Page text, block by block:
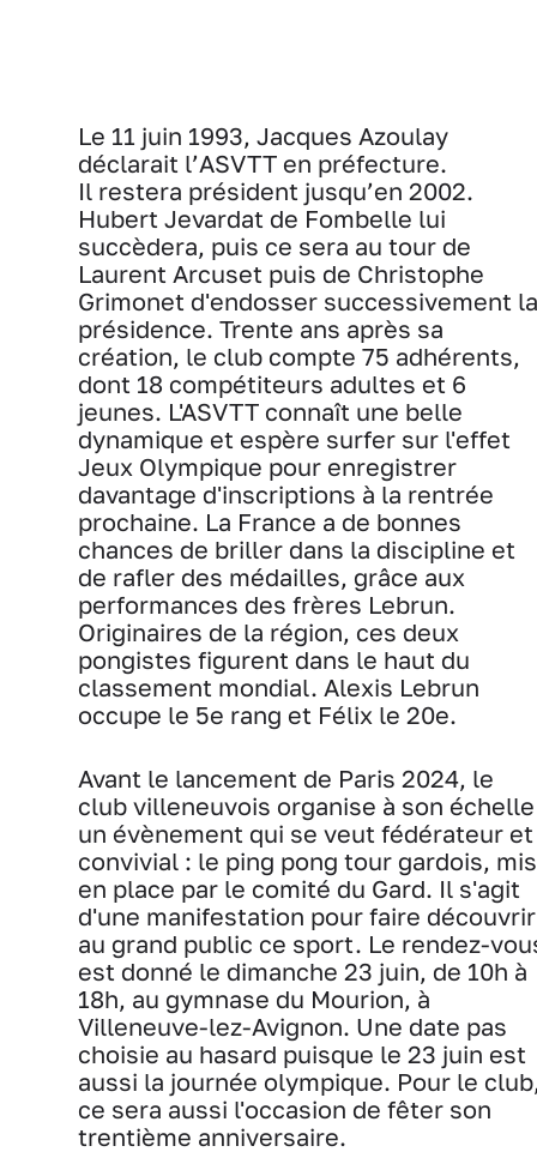
Le 11 juin 1993, Jacques Azoulay
déclarait l’ASVTT en préfecture.
Il restera président jusqu’en 2002.
Hubert Jevardat de Fombelle lui
succèdera, puis ce sera au tour de
Laurent Arcuset puis de Christophe
Grimonet d'endosser successivement la
présidence. Trente ans après sa
création, le club compte 75 adhérents,
dont 18 compétiteurs adultes et 6
jeunes. L'ASVTT connaît une belle
dynamique et espère surfer sur l'effet
Jeux Olympique pour enregistrer
davantage d'inscriptions à la rentrée
prochaine. La France a de bonnes
chances de briller dans la discipline et
de rafler des médailles, grâce aux
performances des frères Lebrun.
Originaires de la région, ces deux
pongistes figurent dans le haut du
classement mondial. Alexis Lebrun
occupe le 5e rang et Félix le 20e.
Avant le lancement de Paris 2024, le
club villeneuvois organise à son échelle
un évènement qui se veut fédérateur et
convivial : le ping pong tour gardois, mis
en place par le comité du Gard. Il s'agit
d'une manifestation pour faire découvrir
au grand public ce sport. Le rendez-
est donné le dimanche 23 juin, de 10h à
18h, au gymnase du Mourion, à
Villeneuve-lez-Avignon. Une date pas
choisie au hasard puisque le 23 juin est
aussi la journée olympique. Pour le
ce sera aussi l'occasion de fêter son
trentième anniversaire.